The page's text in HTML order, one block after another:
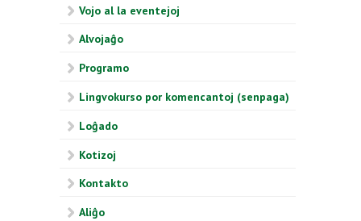
Vojo al la eventejoj
Alvojaĝo
Programo
Lingvokurso por komencantoj (senpaga)
Loĝado
Kotizoj
Kontakto
Aliĝo